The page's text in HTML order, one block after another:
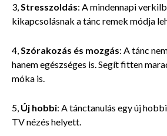
3, Stresszoldás: A mindennapi
kikapcsolásnak a tánc remek módja
4, Szórakozás és mozgás: A tánc
hanem egészséges is. Segít fitten
móka is.
5, Új hobbi: A tánctanulás egy új
TV nézés helyett.